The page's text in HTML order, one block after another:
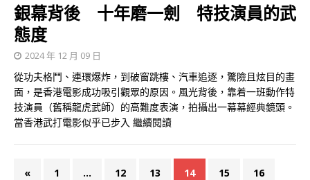
銀幕背後 十年磨一劍 特技演員的武
態度
2024 年 12 月 09 日
從功夫格鬥、連環爆炸，到破窗跳樓、汽車追逐，驚險且炫目的畫
面，是香港電影成功吸引觀眾的原因。風光背後，靠着一班動作特
技演員（舊稱龍虎武師）的高難度表演，拍攝出一幕幕經典鏡頭。
當香港武打電影似乎已步入 繼續閱讀
« 1 ... 12 13 14 15 16